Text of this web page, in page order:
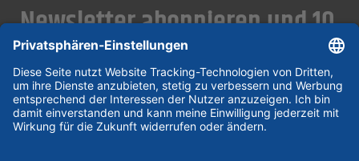
Newsletter abonnieren und 10
€ Gutschein sichern
10 € Gutschein *
Neuheiten
Angebots- & Rabattaktionen